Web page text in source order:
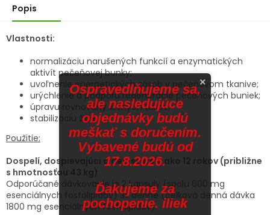
Popis
Vlastnosti:
normalizáciu narušených funkcií a enzymatických
aktivít pečeňovej bunky;
uvoľnenie energetických zásob v pečeňovom tkanive;
urýchlenie a podporu regenerácie pečeňových buniek;
úpravu rovnováhy krvných tukov;
stabilizáciu žlče.
Použitie:
Dospelí, dospievajúci a deti staršie ako 12 rokov (približne
s hmotnosťou 43 kg)
Odporúčané dávkovanie je 2 kapsuly (spolu 600 mg
esenciálnych fosfolipidov) 3x denne (celková denná dávka
1800 mg esenciálnych fosfolipidov).
×
Ospravedlňujeme sa,
ale nasledujúce
objednávky budú
meškať s doručením.
Vybavené budú od
17.8.2026.
Ďakujeme za
pochopenie. iliek